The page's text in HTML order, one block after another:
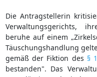
Die Antragstellerin
Verwaltungsgerichts,
beruhe auf einem
Täuschungshandlung
gemäß der Fiktion des §
bestanden". Das